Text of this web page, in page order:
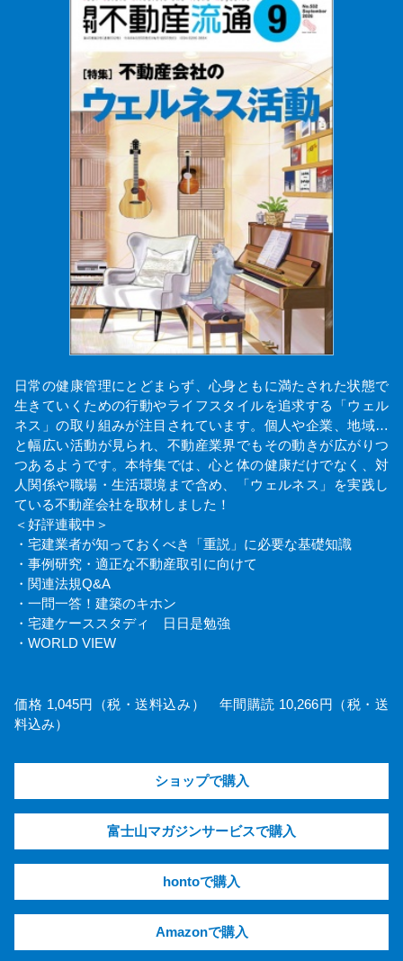
日常の健康管理にとどまらず、心身ともに満たされた状態で
生きていくための行動やライフスタイルを追求する「ウェル
ネス」の取り組みが注目されています。個人や企業、地域…
と幅広い活動が見られ、不動産業界でもその動きが広がりつ
つあるようです。本特集では、心と体の健康だけでなく、対
人関係や職場・生活環境まで含め、「ウェルネス」を実践し
ている不動産会社を取材しました！
＜好評連載中＞
・宅建業者が知っておくべき「重説」に必要な基礎知識
・事例研究・適正な不動産取引に向けて
・関連法規Q&A
・一問一答！建築のキホン
・宅建ケーススタディ 日日是勉強
・WORLD VIEW
価格 1,045円（税・送料込み） 年間購読 10,266円（税・送
料込み）
ショップで購入
富士山マガジンサービスで購入
hontoで購入
Amazonで購入